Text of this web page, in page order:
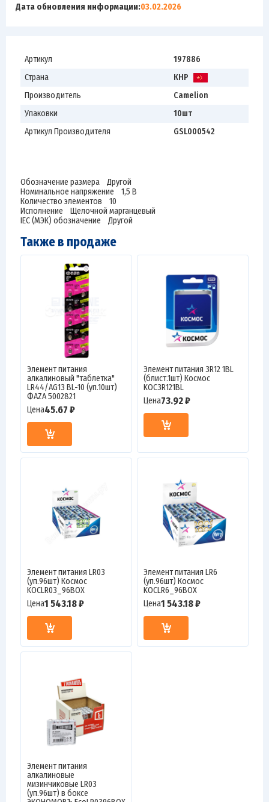
Дата обновления информации:03.02.2026
Артикул
197886
Страна
КНР
Производитель
Camelion
Упаковки
10шт
Артикул Производителя
GSL000542
Обозначение размера Другой
Номинальное напряжение 1,5 В
Количество элементов 10
Исполнение Щелочной марганцевый
IEC (МЭК) обозначение Другой
Также в продаже
Элемент питания
алкалиновый "таблетка"
LR44/AG13 BL-10 (уп.10шт)
ФАZА 5002821
Цена45.67 ₽
Элемент питания 3R12 1BL
(блист.1шт) Космос
KOC3R121BL
Цена73.92 ₽
Элемент питания LR03
(уп.96шт) Космос
KOCLR03_96BOX
Цена1 543.18 ₽
Элемент питания LR6
(уп.96шт) Космос
KOCLR6_96BOX
Цена1 543.18 ₽
Элемент питания
алкалиновые
мизинчиковые LR03
(уп.96шт) в боксе